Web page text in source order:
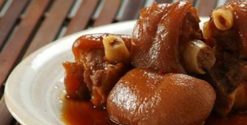
媒體報導
門市資訊